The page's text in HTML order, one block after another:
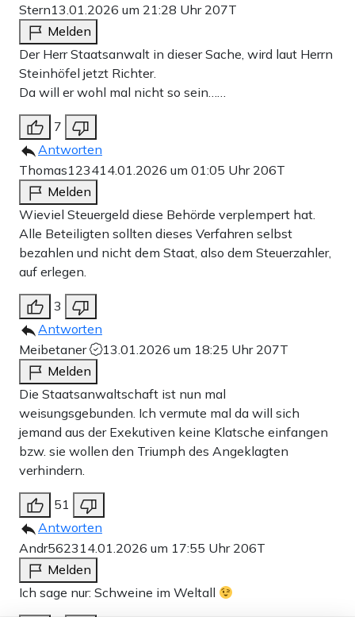
Stern13.01.2026 um 21:28 Uhr 207T
Melden
Der Herr Staatsanwalt in dieser Sache, wird laut Herrn
Steinhöfel jetzt Richter.
Da will er wohl mal nicht so sein……
7
Antworten
Thomas123414.01.2026 um 01:05 Uhr 206T
Melden
Wieviel Steuergeld diese Behörde verplempert hat.
Alle Beteiligten sollten dieses Verfahren selbst
bezahlen und nicht dem Staat, also dem Steuerzahler,
auf erlegen.
3
Antworten
Meibetaner
13.01.2026 um 18:25 Uhr 207T
Melden
Die Staatsanwaltschaft ist nun mal
weisungsgebunden. Ich vermute mal da will sich
jemand aus der Exekutiven keine Klatsche einfangen
bzw. sie wollen den Triumph des Angeklagten
verhindern.
51
Antworten
Andr5623 14.01.2026 um 17:55 Uhr 206T
Melden
Ich sage nur: Schweine im Weltall